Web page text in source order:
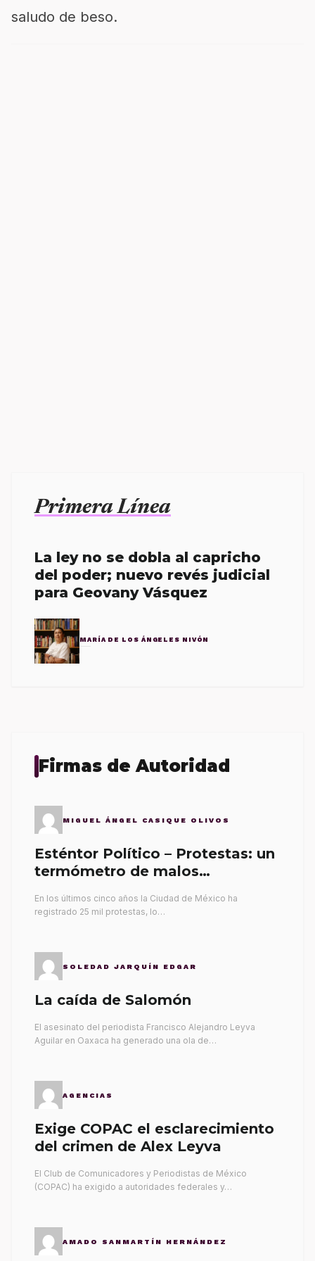
saludo de beso.
Primera Línea
La ley no se dobla al capricho
del poder; nuevo revés judicial
para Geovany Vásquez
MARÍA DE LOS ÁNGELES NIVÓN
Firmas de Autoridad
MIGUEL ÁNGEL CASIQUE OLIVOS
Esténtor Político – Protestas: un
termómetro de malos
En los últimos cinco años la Ciudad de México ha
registrado 25 mil protestas, lo…
SOLEDAD JARQUÍN EDGAR
La caída de Salomón
El asesinato del periodista Francisco Alejandro Leyva
Aguilar en Oaxaca ha generado una ola de…
AGENCIAS
Exige COPAC el esclarecimiento
del crimen de Alex Leyva
El Club de Comunicadores y Periodistas de México
(COPAC) ha exigido a autoridades federales y…
AMADO SANMARTÍN HERNÁNDEZ